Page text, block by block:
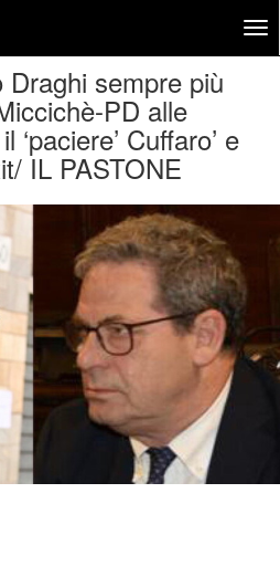
sempre più
PD alle
Cuffaro’ e
IL PASTONE